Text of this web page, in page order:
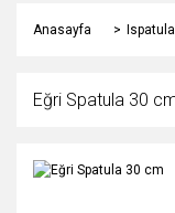
Anasayfa
Eğri Spatula 30